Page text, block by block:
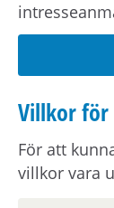
Om
Fastigheten
väggarna
lägenheten
Villkor för
För att
villkor vara